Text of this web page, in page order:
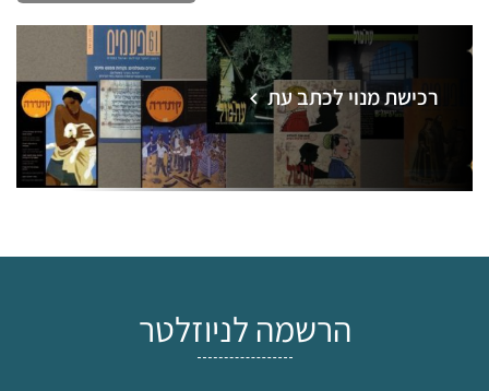
רכישת מנוי לכתב עת
הרשמה לניוזלטר